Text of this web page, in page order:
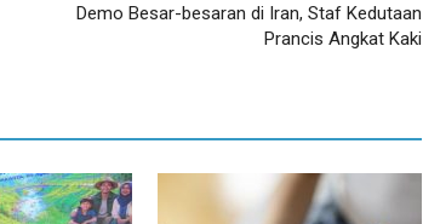
Demo Besar-besaran di Iran, Staf Kedutaan
Prancis Angkat Kaki